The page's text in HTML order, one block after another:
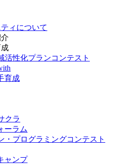
ィについて
活性化プランコンテスト
育成
クラ
ーラム
・プログラミングコンテスト
ャンプ